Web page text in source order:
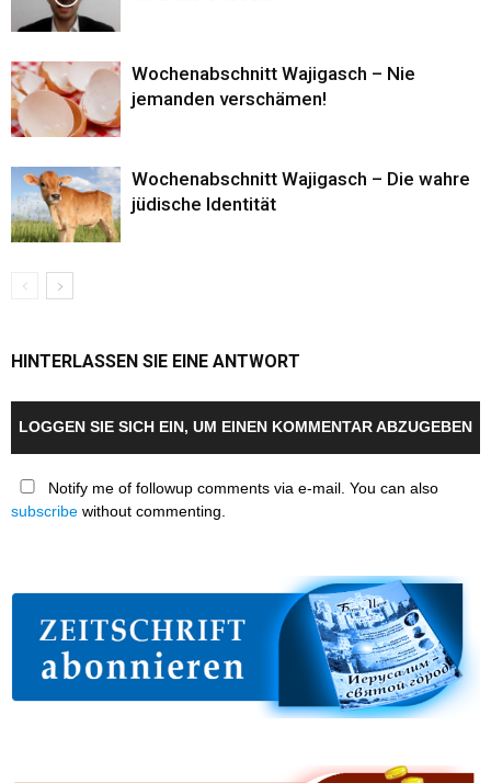
Wochenabschnitt Wajigasch – Nie
jemanden verschämen!
Wochenabschnitt Wajigasch – Die wahre
jüdische Identität
HINTERLASSEN SIE EINE ANTWORT
LOGGEN SIE SICH EIN, UM EINEN KOMMENTAR ABZUGEBEN
Notify me of followup comments via e-mail. You can also
subscribe without commenting.